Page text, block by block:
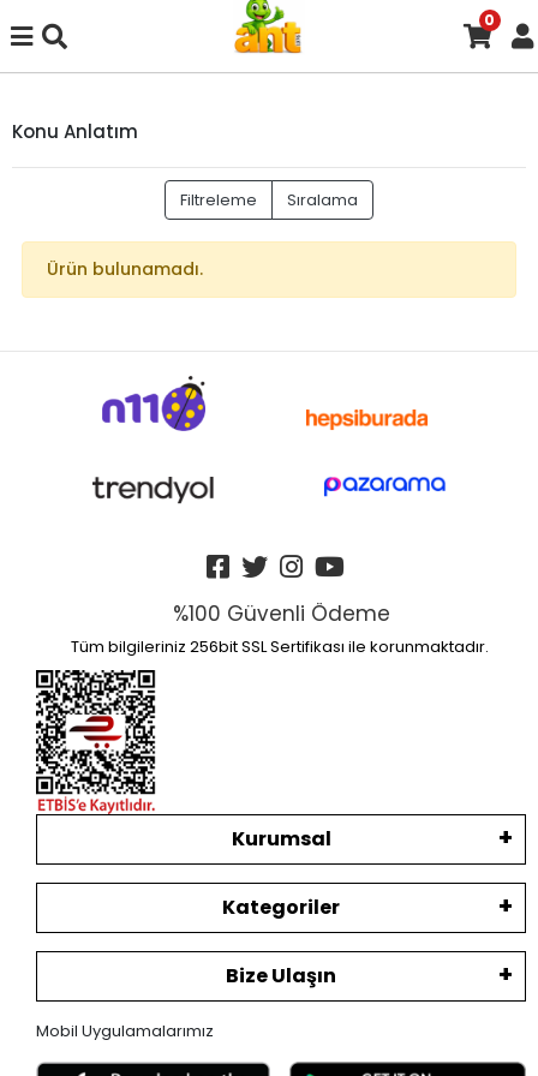
0
Konu Anlatım
Filtreleme Sıralama
Ürün bulunamadı.
%100 Güvenli Ödeme
Tüm bilgileriniz 256bit SSL Sertifikası ile korunmaktadır.
Kurumsal
Kategoriler
Bize Ulaşın
Mobil Uygulamalarımız